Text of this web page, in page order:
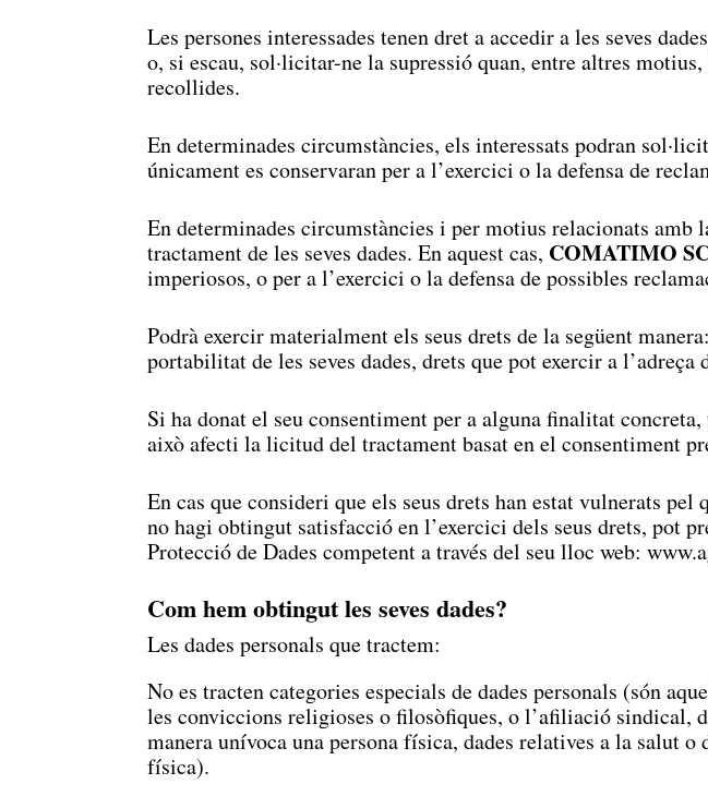
Les persones interessades tenen dret a accedir a les seves
o, si escau, sol·licitar-ne la supressió quan, entre altres
recollides.
En determinades circumstàncies, els interessats podran
únicament es conservaran per a l’exercici o la defensa de
En determinades circumstàncies i per motius relacionats amb
tractament de les seves dades. En aquest cas, COMATIMO
imperiosos, o per a l’exercici o la defensa de possibles
Podrà exercir materialment els seus drets de la següent
portabilitat de les seves dades, drets que pot exercir a
Si ha donat el seu consentiment per a alguna finalitat
això afecti la licitud del tractament basat en el consentiment
En cas que consideri que els seus drets han estat vulnerats
no hagi obtingut satisfacció en l’exercici dels seus drets, pot
Protecció de Dades competent a través del seu lloc web:
Com hem obtingut les seves dades?
Les dades personals que tractem:
No es tracten categories especials de dades personals (són
les conviccions religioses o filosòfiques, o l’afiliació sindical,
manera unívoca una persona física, dades relatives a la salut
física).